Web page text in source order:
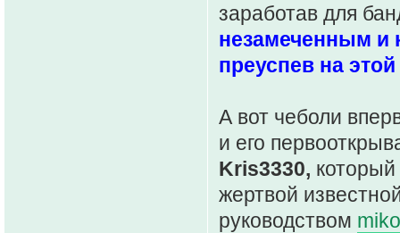
заработав для
незамеченным и
преуспев на
А вот чеболи
и его
Kris3330,
жертвой
руководством